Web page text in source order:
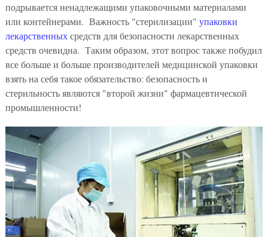
подрывается ненадлежащими упаковочными материалами
или контейнерами. Важность "стерилизации" упаковки
лекарственныхсредств для безопасности лекарственных
средств очевидна. Таким образом, этот вопрос также побудил
все больше и больше производителей медицинской упаковки
взять на себя такое обязательство: безопасность и
стерильность являются "второй жизни" фармацевтической
промышленности!